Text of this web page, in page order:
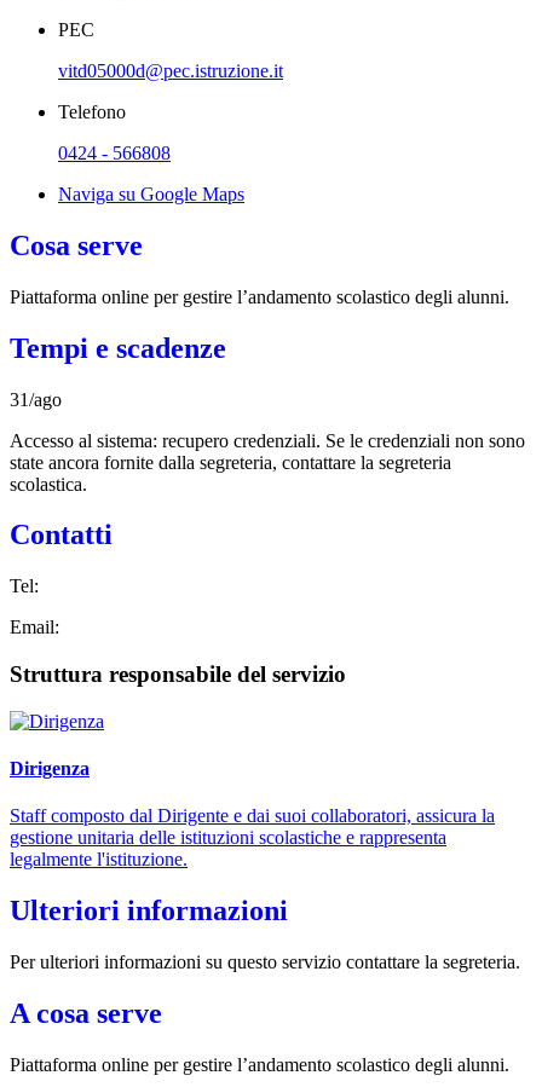
PEC
vitd05000d@pec.istruzione.it
Telefono
0424 - 566808
Naviga su Google Maps
Cosa serve
Piattaforma online per gestire l’andamento scolastico degli alunni.
Tempi e scadenze
31/ago
Accesso al sistema: recupero credenziali. Se le credenziali non sono
state ancora fornite dalla segreteria, contattare la segreteria
scolastica.
Contatti
Tel:
Email:
Struttura responsabile del servizio
Dirigenza
Staff composto dal Dirigente e dai suoi collaboratori, assicura la
gestione unitaria delle istituzioni scolastiche e rappresenta
legalmente l'istituzione.
Ulteriori informazioni
Per ulteriori informazioni su questo servizio contattare la segreteria.
A cosa serve
Piattaforma online per gestire l’andamento scolastico degli alunni.